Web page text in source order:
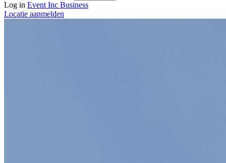
Log in Event Inc Business
Locatie aanmelden